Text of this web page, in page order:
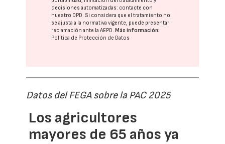
decisiones automatizadas: contacte con
nuestro DPD. Si considera que el tratamiento no
se ajusta a la normativa vigente, puede presentar
reclamación ante laAEPD. Más información:
Política de Protección de Datos
Datos del FEGA sobre la PAC 2025
Los agricultores
mayores de 65 años ya